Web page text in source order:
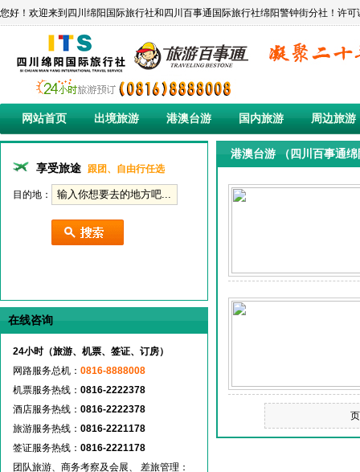
您好！欢迎来到四川绵阳国际旅行社和四川百事通国际旅行社绵阳警钟街分社！许
网站首页 出境旅游 港澳台游 国内旅游 周边旅游
享受旅途 跟团、自由行任选
目的地：
在线咨询
24小时（旅游、机票、签证、订房）
网路服务总机： 0816-8888008
机票服务热线： 0816-2222378
酒店服务热线： 0816-2222378
旅游服务热线： 0816-2221178
签证服务热线： 0816-2221178
团队旅游、商务考察及会展、 差旅管理：
港澳台游 （四川百事通